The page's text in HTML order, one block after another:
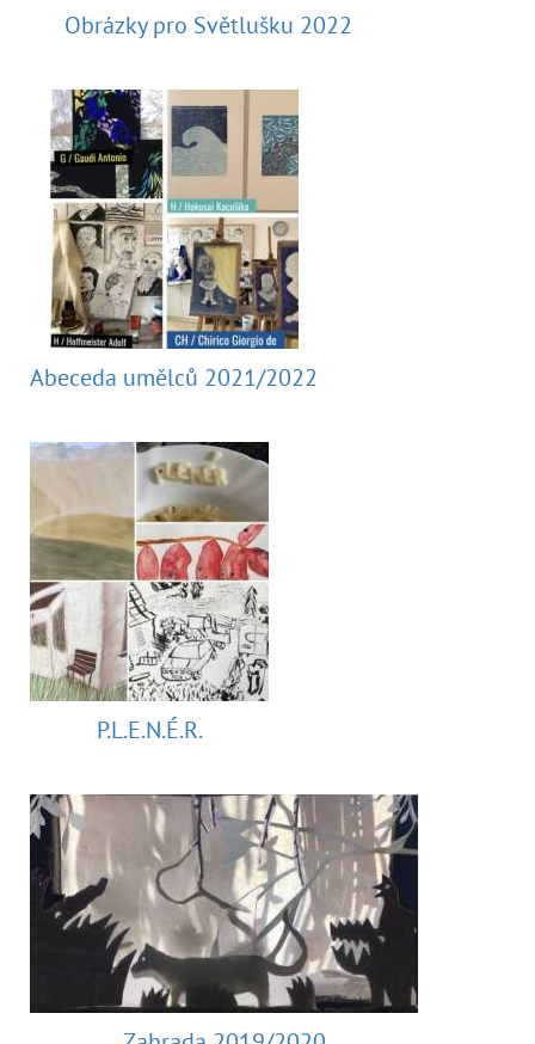
Obrázky pro Světlušku 2022
Abeceda umělců 2021/2022
P.L.E.N.É.R.